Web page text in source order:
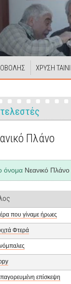
ΧΡΥΣΗ
Πλάνο
όνομα Νεανικό Πλάνο
που γίναμε ήρωες
Φτερά
επίσκεψη